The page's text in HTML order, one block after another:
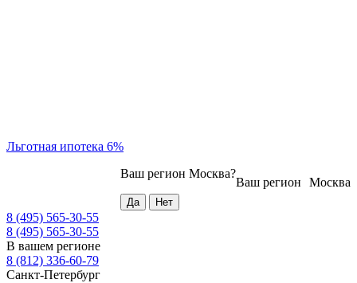
Льготная ипотека 6%
Москва
Ваш регион
Ваш регион Москва?
8 (495) 565-30-55
8 (495) 565-30-55
В вашем регионе
8 (812) 336-60-79
Санкт-Петербург